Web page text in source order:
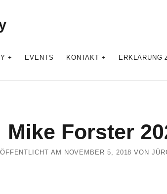
EVENTS KONTAKT ERKLÄRUNG
Mike Forster
AM NOVEMBER 5, 2018 VON